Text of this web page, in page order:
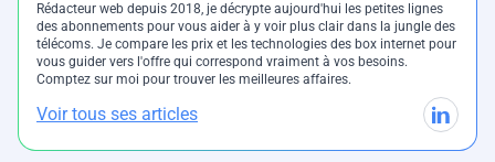
Rédacteur web depuis 2018, je décrypte aujourd'hui les petites lignes
des abonnements pour vous aider à y voir plus clair dans la jungle des
télécoms. Je compare les prix et les technologies des box internet pour
vous guider vers l'offre qui correspond vraiment à vos besoins.
Comptez sur moi pour trouver les meilleures affaires.
Voir tous ses articles